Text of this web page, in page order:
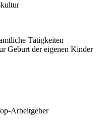
Tätigkeiten
Geburt der eigenen Kinder
Arbeitgeber